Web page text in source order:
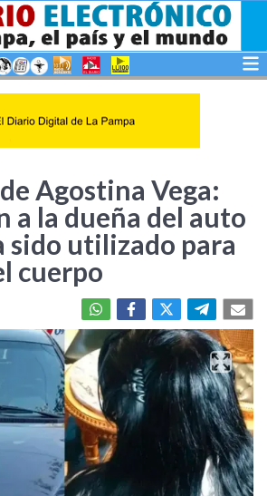
Agostina Vega:
a la dueña del auto
sido utilizado para
cuerpo